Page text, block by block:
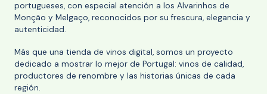
portugueses, con especial atención a los Alvarinhos de
Monção y Melgaço, reconocidos por su frescura, elegancia y
autenticidad.
Más que una tienda de vinos digital, somos un proyecto
dedicado a mostrar lo mejor de Portugal: vinos de calidad,
productores de renombre y las historias únicas de cada
región.